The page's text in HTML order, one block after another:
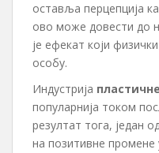
оставља перцепција
ово може довести до
је ефекат који
особу.
Индустрија
популарнија током
резултат тога, један
на позитивне промене